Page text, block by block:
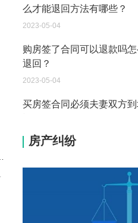
，但通...
么才能退回方法有哪些？
2023-05-04
购房签了合同可以退款吗
退回？
2023-05-04
买房签合同必须夫妻双方
2023-05-04
贷款买房的条件是什么 贷
房产纠纷